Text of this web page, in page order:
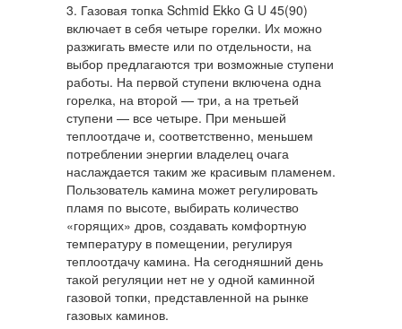
3. Газовая топка Schmid Ekko G U 45(90)
включает в себя четыре горелки. Их можно
разжигать вместе или по отдельности, на
выбор предлагаются три возможные ступени
работы. На первой ступени включена одна
горелка, на второй — три, а на третьей
ступени — все четыре. При меньшей
теплоотдаче и, соответственно, меньшем
потреблении энергии владелец очага
наслаждается таким же красивым пламенем.
Пользователь камина может регулировать
пламя по высоте, выбирать количество
«горящих» дров, создавать комфортную
температуру в помещении, регулируя
теплоотдачу камина. На сегодняшний день
такой регуляции нет не у одной каминной
газовой топки, представленной на рынке
газовых каминов.